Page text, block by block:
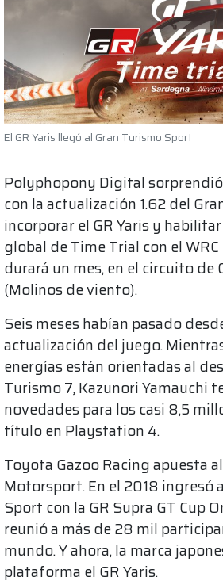
El GR Yaris llegó al Gran Turismo Sport
Polyphopony Digital
con la actualización 1.62 del
incorporar el GR Yaris y
global de Time Trial con el
durará un mes, en el circuito de
(Molinos de viento).
Seis meses habían pasado
actualización del juego.
energías están orientadas al
Turismo 7, Kazunori Yamauchi
novedades para los casi 8,5
título en Playstation 4.
Toyota Gazoo Racing apuesta
Motorsport. En el 2018 ingresó
Sport con la GR Supra GT Cup
reunió a más de 28 mil
mundo. Y ahora, la marca
plataforma el GR Yaris.